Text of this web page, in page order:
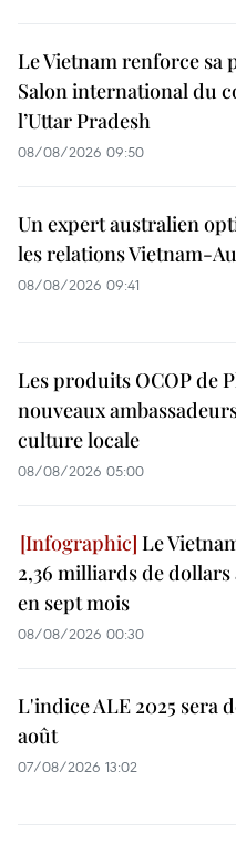
Le Vietnam renforce sa
Salon international du
l’Uttar Pradesh
08/08/2026 09:50
Un expert australien
les relations Vietnam-
08/08/2026 09:41
Les produits OCOP de
nouveaux
culture locale
08/08/2026 05:00
Le
2,36 milliards de
en sept mois
08/08/2026 00:30
L'indice ALE 2025 sera
août
07/08/2026 13:02